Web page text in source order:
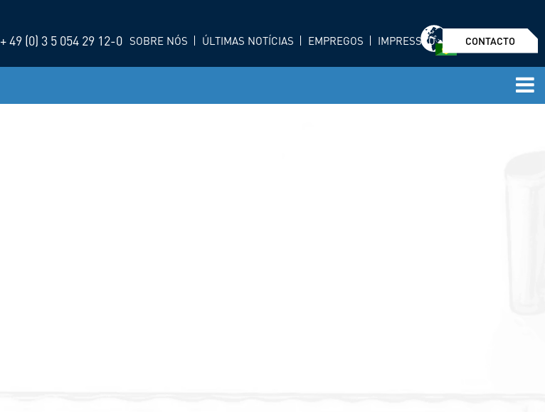
+ 49 (0) 3 5 054 29 12-0 SOBRE NÓS ÚLTIMAS NOTÍCIAS EMPREGOS IMPRESSÃO CONTACTO